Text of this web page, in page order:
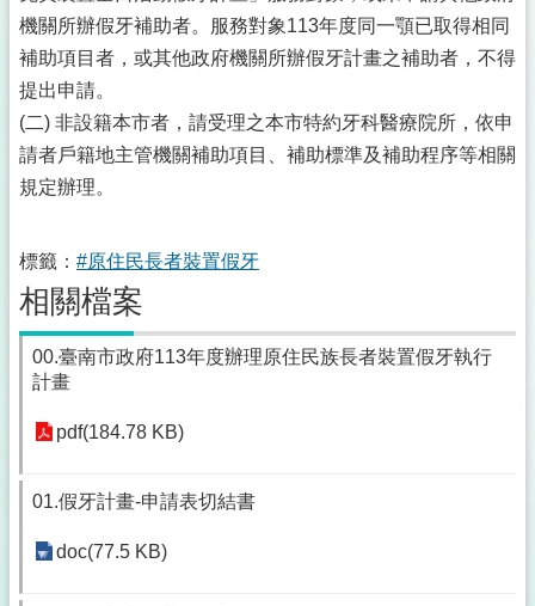
機關所辦假牙補助者。服務對象113年度同一顎已取得相同
補助項目者，或其他政府機關所辦假牙計畫之補助者，不得
提出申請。
(二) 非設籍本市者，請受理之本市特約牙科醫療院所，依申
請者戶籍地主管機關補助項目、補助標準及補助程序等相關
規定辦理。
標籤： #原住民長者裝置假牙
相關檔案
00.臺南市政府113年度辦理原住民族長者裝置假牙執行
計畫
pdf(184.78 KB)
01.假牙計畫-申請表切結書
doc(77.5 KB)